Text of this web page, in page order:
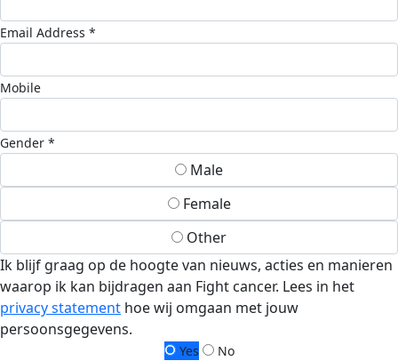
Email Address *
Mobile
Gender *
Male
Female
Other
Ik blijf graag op de hoogte van nieuws, acties en manieren
waarop ik kan bijdragen aan Fight cancer. Lees in het
privacy statement hoe wij omgaan met jouw
persoonsgegevens.
Yes
No